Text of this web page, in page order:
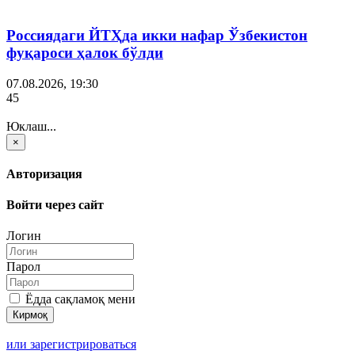
Россиядаги ЙТҲда икки нафар Ўзбекистон
фуқароси ҳалок бўлди
07.08.2026, 19:30
45
Юклаш...
×
Авторизация
Войти через сайт
Логин
Парол
Ёдда сақламоқ мени
или зарегистрироваться